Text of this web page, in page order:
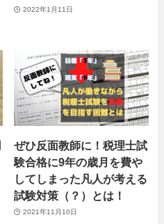
2022年1月11日
ぜひ反面教師に！税理士試
験合格に9年の歳月を費や
してしまった凡人が考える
試験対策（？）とは！
2021年11月10日